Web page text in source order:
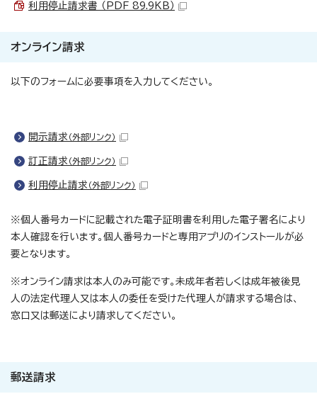
利用停止請求書 （PDF 89.9KB）
オンライン請求
以下のフォームに必要事項を入力してください。
開示請求 （外部リンク）
訂正請求 （外部リンク）
利用停止請求 （外部リンク）
※個人番号カードに記載された電子証明書を利用した電子署名により
本人確認を行います。個人番号カードと専用アプリのインストールが必
要となります。
※オンライン請求は本人のみ可能です。未成年者若しくは成年被後見
人の法定代理人又は本人の委任を受けた代理人が請求する場合は、
窓口又は郵送により請求してください。
郵送請求